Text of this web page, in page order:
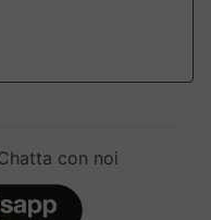
con noi